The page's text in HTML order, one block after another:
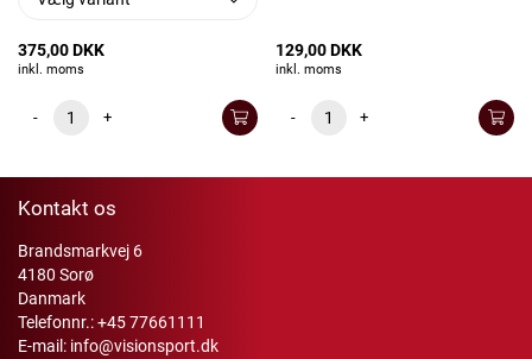
375,00 DKK
inkl. moms
- +
129,00 DKK
inkl. moms
- +
Kontakt os
Brandsmarkvej 6
4180 Sorø
Danmark
Telefonnr.:+45 77661111
E-mail: info@visionsport.dk